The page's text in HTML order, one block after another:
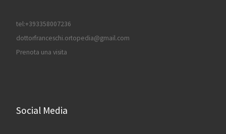
tel:+393358007236
dottorfranceschi.ortopedia@gmail.com
Prenota una visita
Social Media